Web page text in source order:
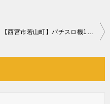
【西宮市若山町】パチスロ機1点の回収・処分 お客様の声